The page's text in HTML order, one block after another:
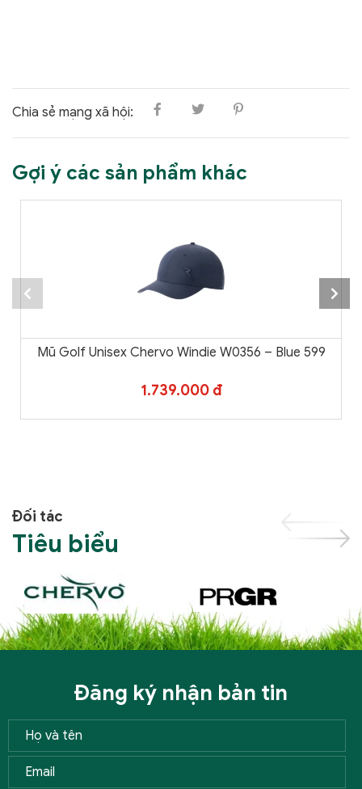
Chia sẻ mạng xã hội:
Gợi ý các sản phẩm khác
Mũ Golf Unisex Chervo Windie W0356 – Blue 599
1.739.000 đ
Đối tác
Tiêu biểu
Đăng ký nhận bản tin